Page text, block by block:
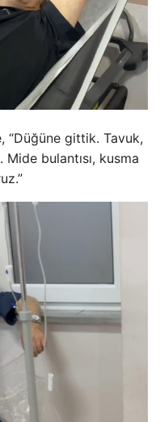
“Düğüne gittik. Tavuk,
bulantısı, kusma